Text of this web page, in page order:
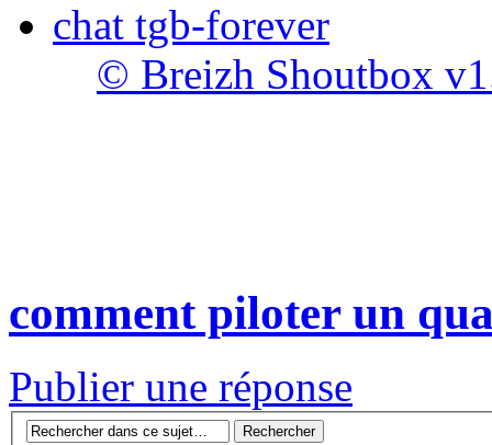
chat tgb-forever
© Breizh Shoutbox
comment piloter un
Publier une réponse